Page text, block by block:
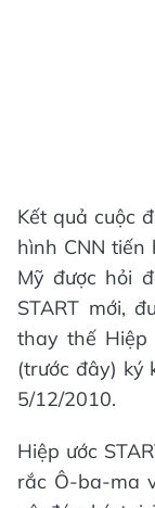
Kết quả cuộc
hình CNN tiến
Mỹ được hỏi
START mới,
thay thế Hiệp
(trước đây) ký
5/12/2010.
Hiệp ước
rắc Ô-ba-ma